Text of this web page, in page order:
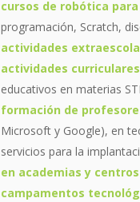
cursos de robótica
programación, Scratch,
actividades
actividades
educativos en materias
formación de
Microsoft y Google), en
servicios para la
en academias y
campamentos